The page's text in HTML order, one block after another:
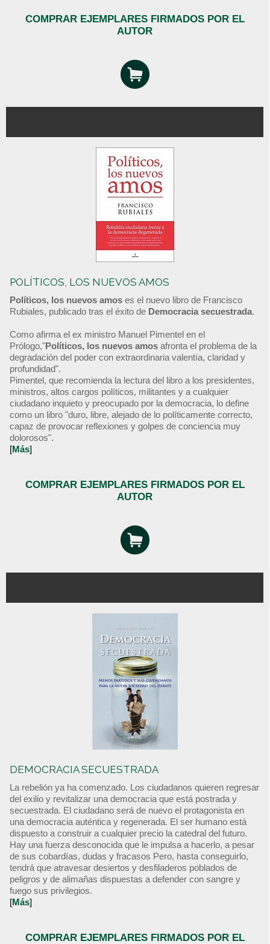
COMPRAR EJEMPLARES FIRMADOS POR EL
AUTOR
POLÍTICOS, LOS NUEVOS AMOS
Políticos, los nuevos amos es el nuevo libro de Francisco
Rubiales, publicado tras el éxito de Democracia secuestrada.
Como afirma el ex ministro Manuel Pimentel en el
Prólogo,"Políticos, los nuevos amos afronta el problema de la
degradación del poder con extraordinaria valentía, claridad y
profundidad".
Pimentel, que recomienda la lectura del libro a los presidentes,
ministros, altos cargos políticos, militantes y a cualquier
ciudadano inquieto y preocupado por la democracia, lo define
como un libro "duro, libre, alejado de lo políticamente correcto,
capaz de provocar reflexiones y golpes de conciencia muy
dolorosos".
[Más]
COMPRAR EJEMPLARES FIRMADOS POR EL
AUTOR
DEMOCRACIA SECUESTRADA
La rebelión ya ha comenzado. Los ciudadanos quieren regresar
del exilio y revitalizar una democracia que está postrada y
secuestrada. El ciudadano será de nuevo el protagonista en
una democracia auténtica y regenerada. El ser humano está
dispuesto a construir a cualquier precio la catedral del futuro.
Hay una fuerza desconocida que le impulsa a hacerlo, a pesar
de sus cobardías, dudas y fracasos Pero, hasta conseguirlo,
tendrá que atravesar desiertos y desfiladeros poblados de
peligros y de alimañas dispuestas a defender con sangre y
fuego sus privilegios.
[Más]
COMPRAR EJEMPLARES FIRMADOS POR EL